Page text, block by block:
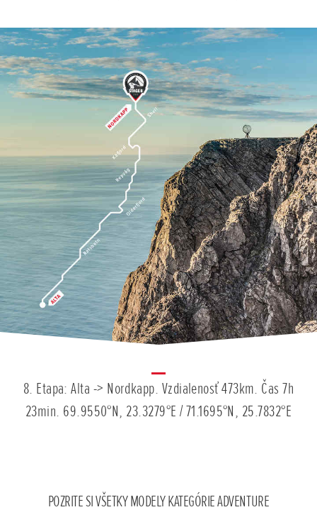
8. Etapa: Alta -> Nordkapp. Vzdialenosť 473km. Čas 7h
23min. 69.9550°N, 23.3279°E / 71.1695°N, 25.7832°E
POZRITE SI VŠETKY MODELY KATEGÓRIE ADVENTURE